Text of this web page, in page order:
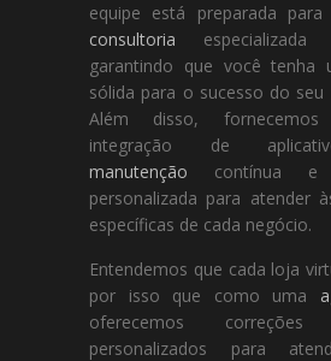
equipe está preparada
consultoria especializada
garantindo que você tenha
sólida para o sucesso do seu
Além disso,
integração de
manutenção contínua e
personalizada para atender
específicas de cada negócio.
Entendemos que cada loja
por isso que como uma
oferecemos
personalizados para